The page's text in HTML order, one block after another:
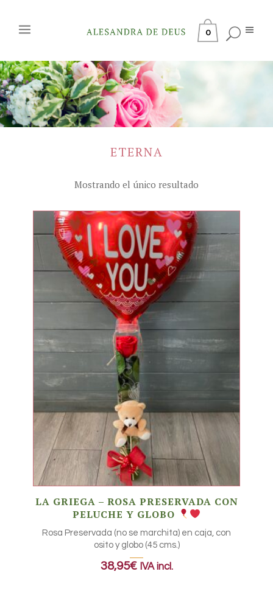
0
ETERNA
Mostrando el único resultado
LA GRIEGA – ROSA PRESERVADA CON
PELUCHE Y GLOBO
Rosa Preservada (no se marchita) en caja, con
osito y globo (45 cms.)
38,95€ IVA incl.